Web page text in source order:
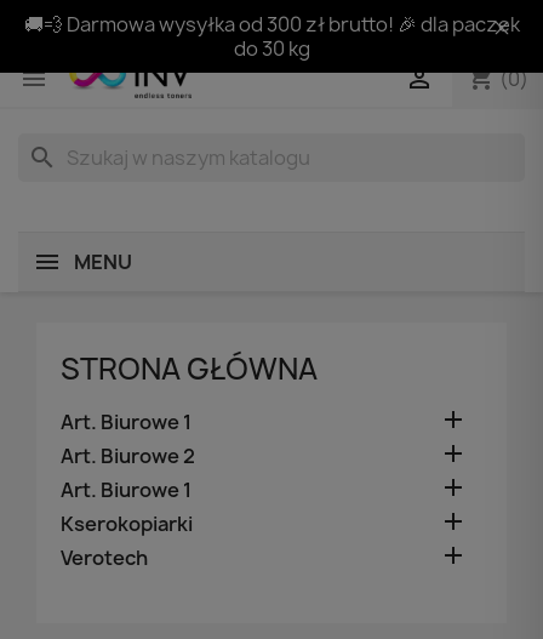
🚚💨 Darmowa wysyłka od 300 zł brutto! 🎉 dla paczek
do 30 kg
 shopping_cart(0)

search
MENU
STRONA GŁÓWNA
Art. Biurowe 1 
Art. Biurowe 2 
Art. Biurowe 1 
Kserokopiarki 
Verotech 